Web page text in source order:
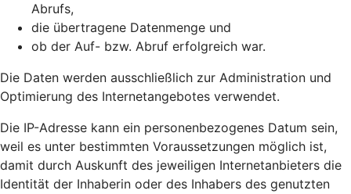
Abrufs,
die übertragene Datenmenge und
ob der Auf- bzw. Abruf erfolgreich war.
Die Daten werden ausschließlich zur Administration und
Optimierung des Internetangebotes verwendet.
Die IP-Adresse kann ein personenbezogenes Datum sein,
weil es unter bestimmten Voraussetzungen möglich ist,
damit durch Auskunft des jeweiligen Internetanbieters die
Identität der Inhaberin oder des Inhabers des genutzten